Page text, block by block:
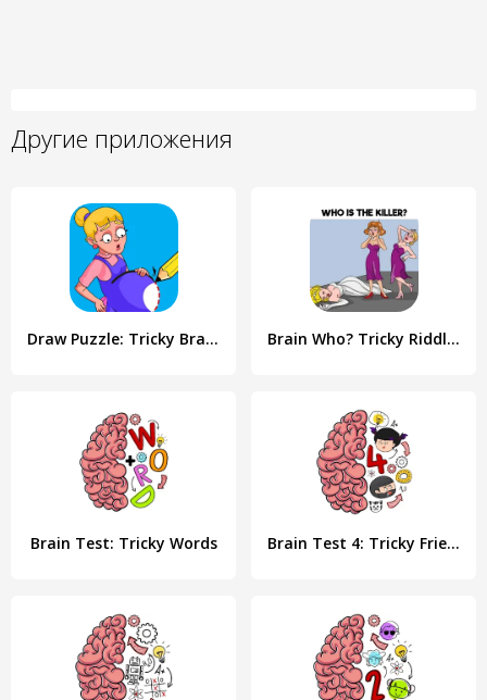
Другие приложения
Draw Puzzle: Tricky Brain Test Brain Who? Tricky Riddle Tests
Brain Test: Tricky Words Brain Test 4: Tricky Friends